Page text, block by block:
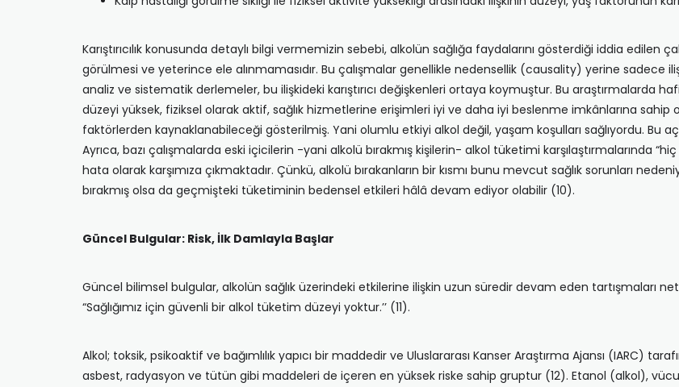
Karıştırıcılık konusunda detaylı bilgi vermemizin sebebi, alkolün sağlığa faydalarını gösterdiği iddia edilen
görülmesi ve yeterince ele alınmamasıdır. Bu çalışmalar genellikle nedensellik (causality) yerine
analiz ve sistematik derlemeler, bu ilişkideki karıştırıcı değişkenleri ortaya koymuştur. Bu araştırmalarda
düzeyi yüksek, fiziksel olarak aktif, sağlık hizmetlerine erişimleri iyi ve daha iyi beslenme imkânlarına sahip
faktörlerden kaynaklanabileceği gösterilmiş. Yani olumlu etkiyi alkol değil, yaşam koşulları sağlıyordu. Bu
Ayrıca, bazı çalışmalarda eski içicilerin -yani alkolü bırakmış kişilerin- alkol tüketimi karşılaştırmalarında
hata olarak karşımıza çıkmaktadır. Çünkü, alkolü bırakanların bir kısmı bunu mevcut sağlık sorunları
bırakmış olsa da geçmişteki tüketiminin bedensel etkileri hâlâ devam ediyor olabilir (10).
Güncel Bulgular: Risk, İlk Damlayla Başlar
Güncel bilimsel bulgular, alkolün sağlık üzerindeki etkilerine ilişkin uzun süredir devam eden tartışmaları
“Sağlığımız için güvenli bir alkol tüketim düzeyi yoktur.’’ (11).
Alkol; toksik, psikoaktif ve bağımlılık yapıcı bir maddedir ve Uluslararası Kanser Araştırma Ajansı (IARC)
asbest, radyasyon ve tütün gibi maddeleri de içeren en yüksek riske sahip gruptur (12). Etanol (alkol),